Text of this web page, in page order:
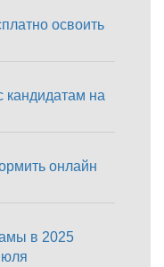
освоить
кандидатам на
онлайн
в 2025